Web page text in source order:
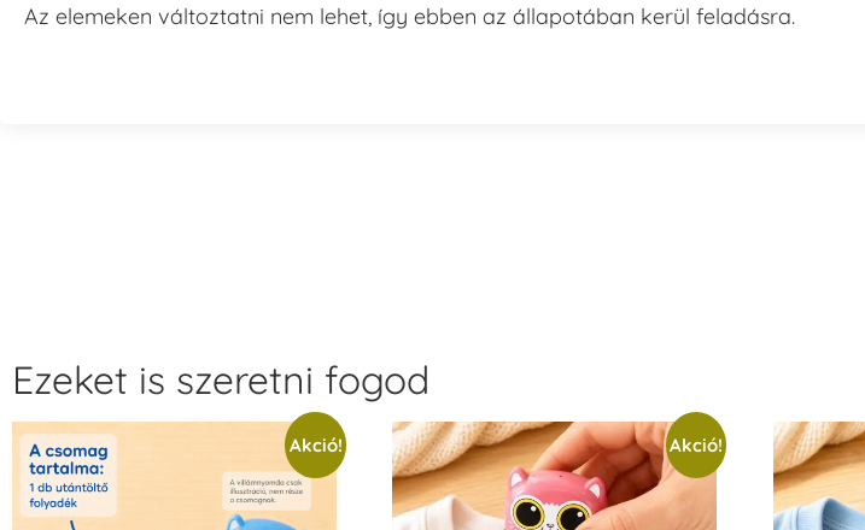
Az elemeken változtatni nem lehet, így ebben az állapotában kerül feladásra.
Ezeket is szeretni fogod
Akció! Akció!